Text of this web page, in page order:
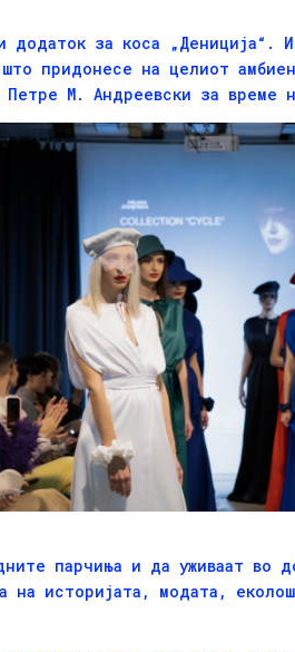
за коса „Дениција“.
придонесе на целиот
М. Андреевски за време
парчиња и да уживаат во
на историјата, модата,